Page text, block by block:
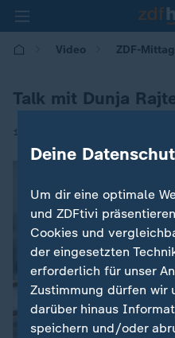
Video ZDF-
Talk mit Dunja
12.01.2018 | 13:38
Deine
Um dir eine optimale
und ZDFtivi
Cookies und
der eingesetzten
erforderlich für unser
Zustimmung dürfen wir
darüber hinaus
speichern und/oder